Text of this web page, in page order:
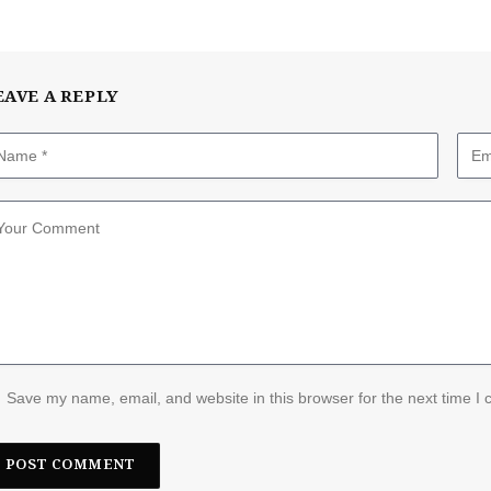
A REPLY
Save my name, email, and website in this browser for the next time I